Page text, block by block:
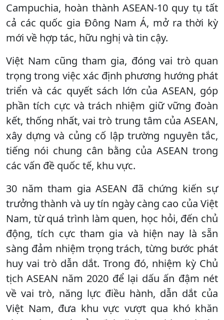
Campuchia, hoàn thành ASEAN-10 quy tụ tất
cả các quốc gia Đông Nam Á, mở ra thời kỳ
mới về hợp tác, hữu nghị và tin cậy.
Việt Nam cũng tham gia, đóng vai trò quan
trọng trong việc xác định phương hướng phát
triển và các quyết sách lớn của ASEAN, góp
phần tích cực và trách nhiệm giữ vững đoàn
kết, thống nhất, vai trò trung tâm của ASEAN,
xây dựng và củng cố lập trường nguyên tắc,
tiếng nói chung cân bằng của ASEAN trong
các vấn đề quốc tế, khu vực.
30 năm tham gia ASEAN đã chứng kiến sự
trưởng thành và uy tín ngày càng cao của Việt
Nam, từ quá trình làm quen, học hỏi, đến chủ
động, tích cực tham gia và hiện nay là sẵn
sàng đảm nhiệm trọng trách, từng bước phát
huy vai trò dẫn dắt. Trong đó, nhiệm kỳ Chủ
tịch ASEAN năm 2020 để lại dấu ấn đậm nét
về vai trò, năng lực điều hành, dẫn dắt của
Việt Nam, đưa khu vực vượt qua khó khăn